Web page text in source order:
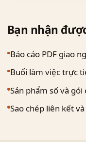
Bạn nhận
Báo cáo PDF giao
Buổi làm việc trực
Sản phẩm số và
Sao chép liên kết